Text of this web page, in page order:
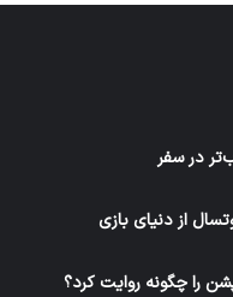
از دنیای بازی
را چگونه روایت کرد؟